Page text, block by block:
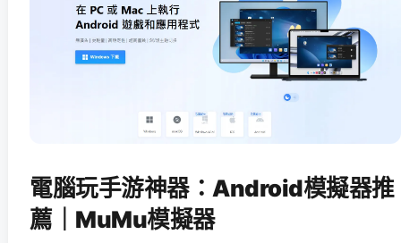
電腦玩手游神器：Android模擬器推
薦｜MuMu模擬器